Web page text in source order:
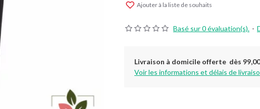
Basé sur 0 évaluation(s). -
Ajouter à la liste de souhaits
Livraison à domicile offerte dès
Voir les informations et délais de